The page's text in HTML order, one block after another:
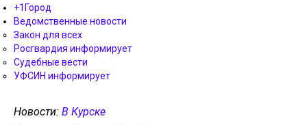
+1Город
Ведомственные новости
Закон для всех
Росгвардия информирует
Судебные вести
УФСИН информирует
Новости: В Курске